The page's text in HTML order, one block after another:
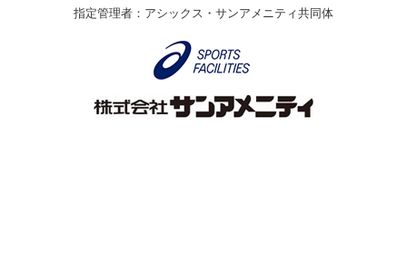
伊丹市総合体育大会 バレーボール大会が開催されました
なわとびイベントを開催しました！
指定管理者：アシックス・サンアメニティ共同体